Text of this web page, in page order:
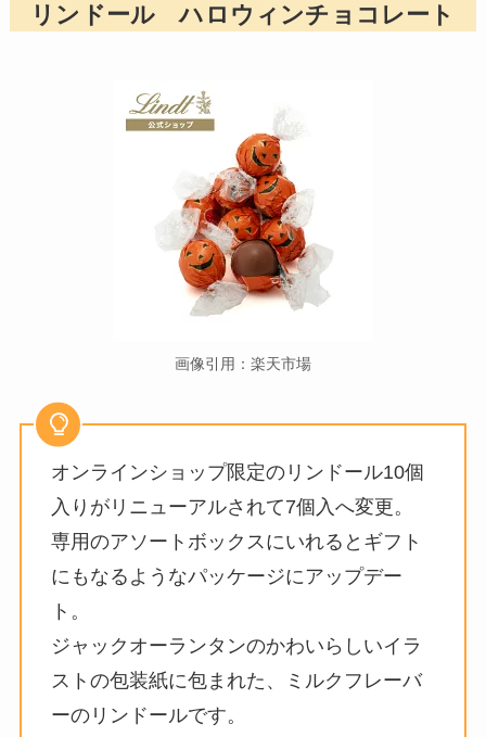
リンドール ハロウィンチョコレート
画像引用：楽天市場
オンラインショップ限定のリンドール10個
入りがリニューアルされて7個入へ変更。
専用のアソートボックスにいれるとギフト
にもなるようなパッケージにアップデー
ト。
ジャックオーランタンのかわいらしいイラ
ストの包装紙に包まれた、ミルクフレーバ
ーのリンドールです。